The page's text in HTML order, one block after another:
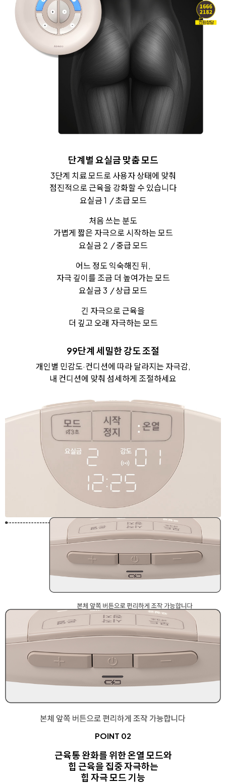
단계별 요실금 맞춤 모드
3단계 치료 모드로 사용자 상태에 맞춰
점진적으로 근육을 강화할 수 있습니다
요실금 1 /초급 모드
처음 쓰는 분도
가볍게 짧은 자극으로 시작하는 모드
요실금 2 /중급 모드
어느 정도 익숙해진 뒤,
자극 깊이를 조금 더 높여가는 모드
요실금 3 /상급 모드
긴 자극으로 근육을
더 깊고 오래 자극하는 모드
99단계 세밀한 강도 조절
개인별 민감도·컨디션에 따라 달라지는 자극감,
내 컨디션에 맞춰 섬세하게 조절하세요
POINT 02
근육통 완화를 위한 온열 모드와
힙 근육을 집중 자극하는
힙 자극 모드 기능